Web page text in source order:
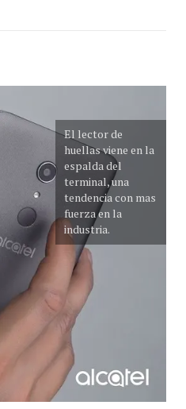
huellas viene en la
espalda del
terminal, una
tendencia con mas
fuerza en la
industria.